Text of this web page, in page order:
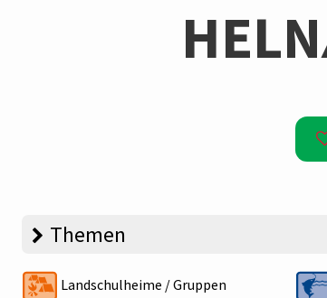
Themen
Landschulheime / Gruppen